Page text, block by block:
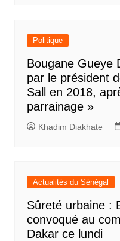
Politique
Bougane Gueye
par le président
Sall en 2018,
parrainage »
Khadim Diakhate
Actualités du Sénégal
Sûreté urbaine :
convoqué au
Dakar ce lundi